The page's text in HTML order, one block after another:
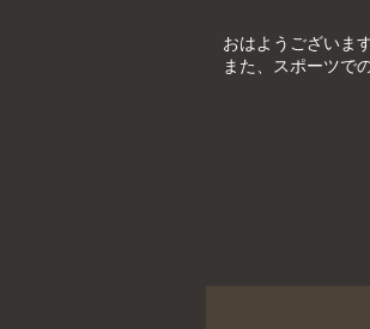
おはようございま
また、スポーツで